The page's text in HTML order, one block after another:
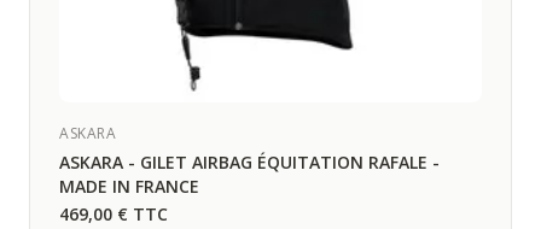
ASKARA
ASKARA - GILET AIRBAG ÉQUITATION RAFALE -
MADE IN FRANCE
469,00 € TTC